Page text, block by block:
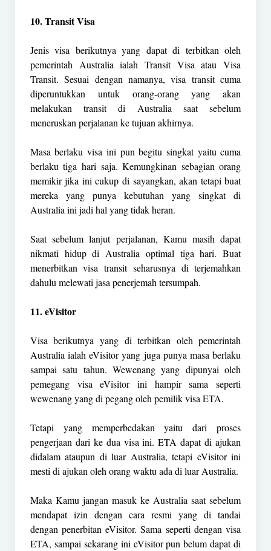
10. Transit Visa
Jenis visa berikutnya yang dapat di terbitkan oleh
pemerintah Australia ialah Transit Visa atau Visa
Transit. Sesuai dengan namanya, visa transit cuma
diperuntukkan untuk orang-orang yang akan
melakukan transit di Australia saat sebelum
meneruskan perjalanan ke tujuan akhirnya.
Masa berlaku visa ini pun begitu singkat yaitu cuma
berlaku tiga hari saja. Kemungkinan sebagian orang
memikir jika ini cukup di sayangkan, akan tetapi buat
mereka yang punya kebutuhan yang singkat di
Australia ini jadi hal yang tidak heran.
Saat sebelum lanjut perjalanan, Kamu masih dapat
nikmati hidup di Australia optimal tiga hari. Buat
menerbitkan visa transit seharusnya di terjemahkan
dahulu melewati jasa penerjemah tersumpah.
11. eVisitor
Visa berikutnya yang di terbitkan oleh pemerintah
Australia ialah eVisitor yang juga punya masa berlaku
sampai satu tahun. Wewenang yang dipunyai oleh
pemegang visa eVisitor ini hampir sama seperti
wewenang yang di pegang oleh pemilik visa ETA.
Tetapi yang memperbedakan yaitu dari proses
pengerjaan dari ke dua visa ini. ETA dapat di ajukan
didalam ataupun di luar Australia, tetapi eVisitor ini
mesti di ajukan oleh orang waktu ada di luar Australia.
Maka Kamu jangan masuk ke Australia saat sebelum
mendapat izin dengan cara resmi yang di tandai
dengan penerbitan eVisitor. Sama seperti dengan visa
ETA, sampai sekarang ini eVisitor pun belum dapat di